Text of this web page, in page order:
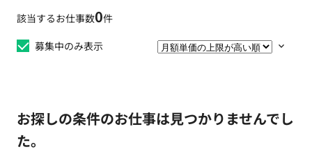
該当するお仕事数0件
募集中のみ表示
お探しの条件のお仕事は見つかりませんでし
た。